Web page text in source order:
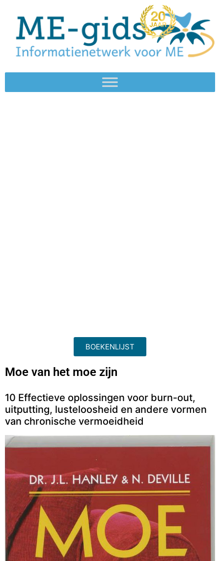
BOEKENLIJST
Moe van het moe zijn
10 Effectieve oplossingen voor burn-out,
uitputting, lusteloosheid en andere vormen
van chronische vermoeidheid